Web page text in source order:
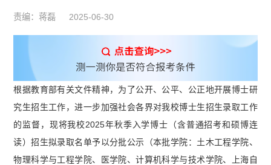
责编：蒋磊 2025-06-30
根据教育部有关文件精神，为了公开、公平、公正地开展博士研
究生招生工作，进一步加强社会各界对我校博士生招生录取工作
的监督，现将我校2025年秋季入学博士（含普通招考和硕博连
读）招生拟录取名单予以分批公示（本批学院：土木工程学院、
物理科学与工程学院、医学院、计算机科学与技术学院、上海自